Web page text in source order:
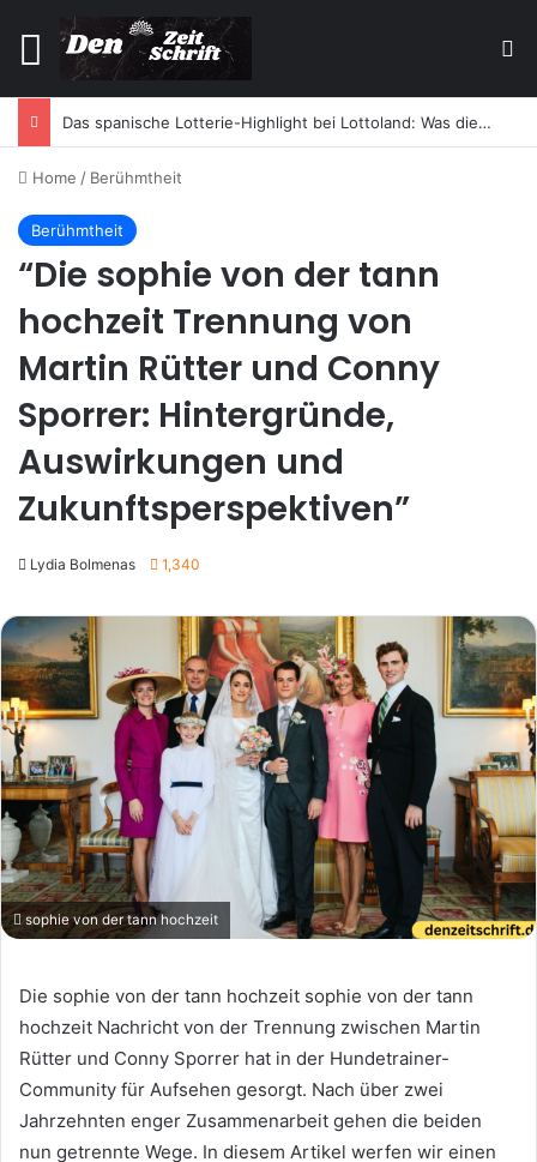
Menu
Das spanische Lotterie-Highlight bei Lottoland: Was die El Gordo Sommerlotterie so besonders macht
Home / Berühmtheit
Berühmtheit
“Die sophie von der tann
hochzeit Trennung von
Martin Rütter und Conny
Sporrer: Hintergründe,
Auswirkungen und
Zukunftsperspektiven”
Lydia Bolmenas 1,340
sophie von der tann hochzeit
Die sophie von der tann hochzeit sophie von der tann
hochzeit Nachricht von der Trennung zwischen Martin
Rütter und Conny Sporrer hat in der Hundetrainer-
Community für Aufsehen gesorgt. Nach über zwei
Jahrzehnten enger Zusammenarbeit gehen die beiden
nun getrennte Wege. In diesem Artikel werfen wir einen